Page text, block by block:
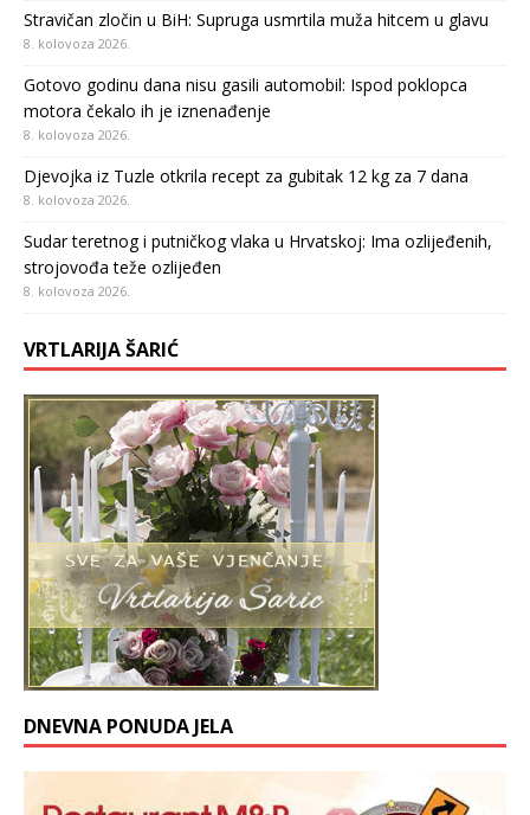
Stravičan zločin u BiH: Supruga usmrtila muža hitcem u glavu
8. kolovoza 2026.
Gotovo godinu dana nisu gasili automobil: Ispod poklopca
motora čekalo ih je iznenađenje
8. kolovoza 2026.
Djevojka iz Tuzle otkrila recept za gubitak 12 kg za 7 dana
8. kolovoza 2026.
Sudar teretnog i putničkog vlaka u Hrvatskoj: Ima ozlijeđenih,
strojovođa teže ozlijeđen
8. kolovoza 2026.
VRTLARIJA ŠARIĆ
DNEVNA PONUDA JELA